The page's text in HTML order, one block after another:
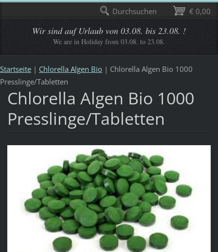
Wir sind auf Urlaub von 03.08. bis 23.08. !
We are in Holiday from 03.08. to 23.08.
Startseite | Chlorella Algen Bio | Chlorella Algen Bio 1000
Presslinge/Tabletten
Chlorella Algen Bio 1000
Presslinge/Tabletten
€ 0,00
Durchsuchen